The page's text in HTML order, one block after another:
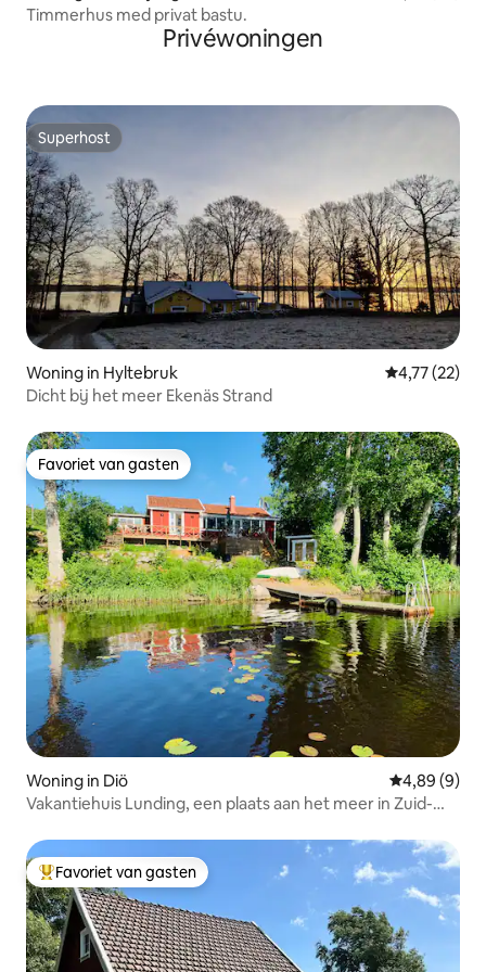
Timmerhus med privat bastu.
Privéwoningen
Superhost
Superhost
Woning in Hyltebruk Gemiddelde
4,77 (22)
Dicht bij het meer Ekenäs Strand
Favoriet van gasten
Favoriet van gasten
Woning in Diö Gemiddelde
4,89 (9)
Vakantiehuis Lunding, een plaats aan het meer in Zuid-
Topfavoriet van gasten
Favoriet van gasten